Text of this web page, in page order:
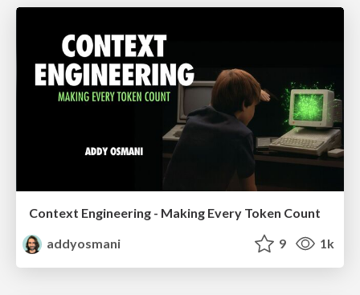
Context Engineering - Making Every Token Count
addyosmani
9 1k